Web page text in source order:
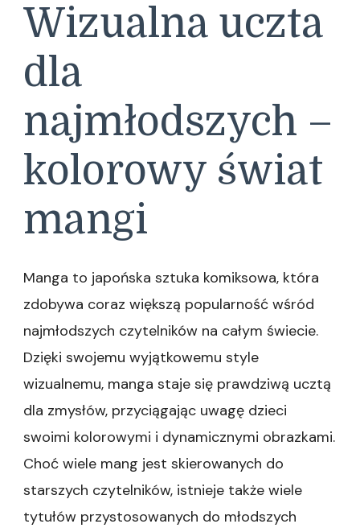
Wizualna uczta
dla
najmłodszych –
kolorowy świat
mangi
Manga to japońska sztuka komiksowa, która
zdobywa coraz większą popularność wśród
najmłodszych czytelników na całym świecie.
Dzięki swojemu wyjątkowemu style
wizualnemu, manga staje się prawdziwą ucztą
dla zmysłów, przyciągając uwagę dzieci
swoimi kolorowymi i dynamicznymi obrazkami.
Choć wiele mang jest skierowanych do
starszych czytelników, istnieje także wiele
tytułów przystosowanych do młodszych